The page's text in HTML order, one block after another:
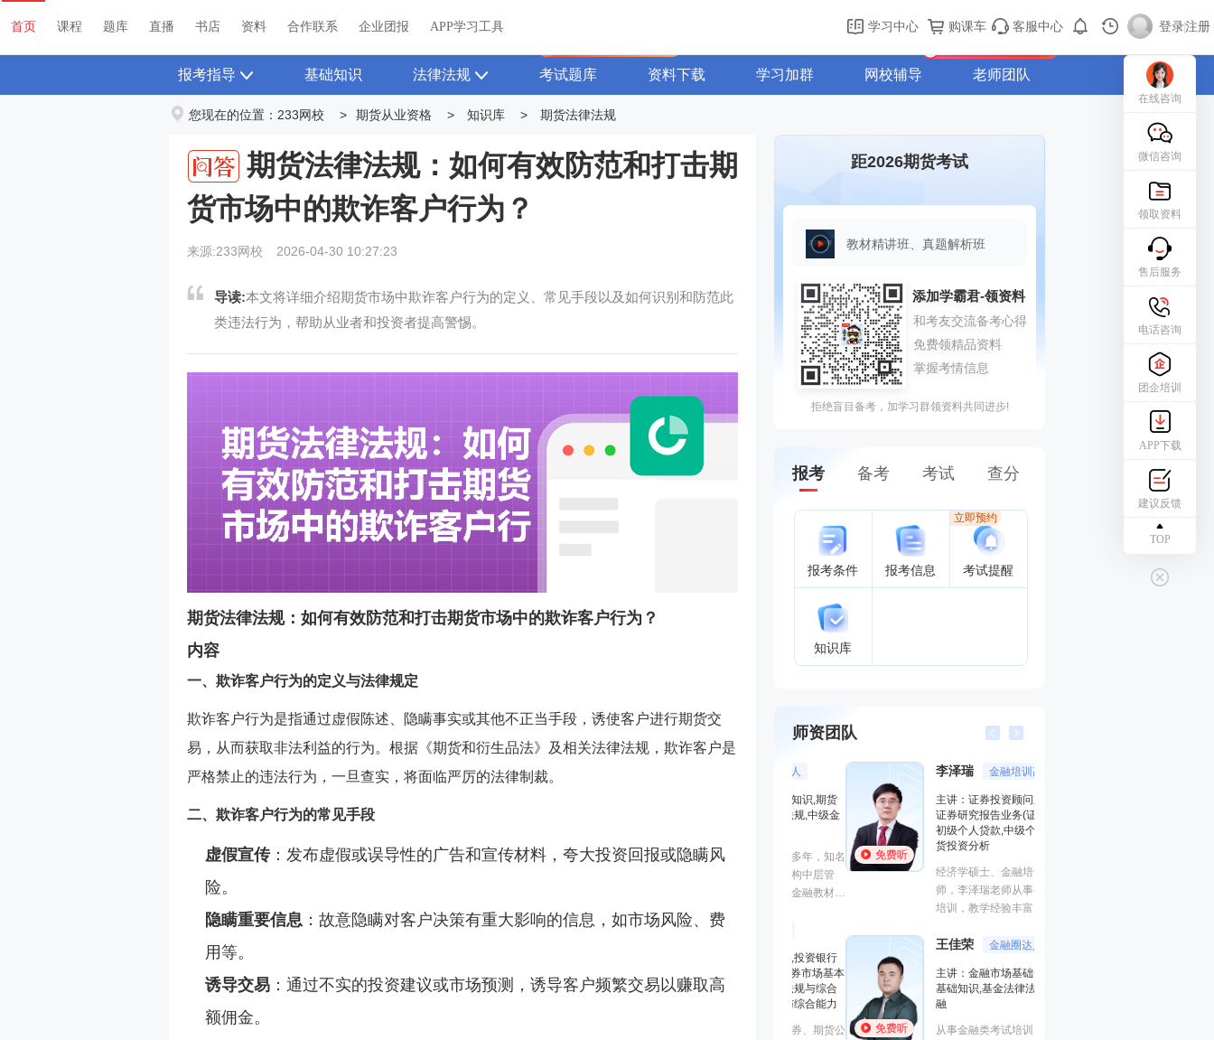
首页 课程 题库 直播 书店 资料 合作联系 企业团报 APP学习工具 学习中心 购课车 客服中心 登录|注册
首页 课程 题库 直播 书店 资料 关于我们 帮助中心 购课车 登录/注册
报考指导 基础知识 法律法规 考试题库 资料下载 学习加群 网校辅导 老师团队
您现在的位置： 233网校 > 期货从业资格 > 知识库 > 期货法律法规
期货法律法规：如何有效防范和打击期
货市场中的欺诈客户行为？
来源:233网校 2026-04-30 10:27:23
导读:本文将详细介绍期货市场中欺诈客户行为的定义、常见手段以及如何识别和防范此
类违法行为，帮助从业者和投资者提高警惕。
期货法律法规：如何有效防范和打击期货市场中的欺诈客户行为？
内容
一、欺诈客户行为的定义与法律规定
欺诈客户行为是指通过虚假陈述、隐瞒事实或其他不正当手段，诱使客户进行期货交
易，从而获取非法利益的行为。根据《期货和衍生品法》及相关法律法规，欺诈客户是
严格禁止的违法行为，一旦查实，将面临严厉的法律制裁。
二、欺诈客户行为的常见手段
虚假宣传：发布虚假或误导性的广告和宣传材料，夸大投资回报或隐瞒风
险。
隐瞒重要信息 ：故意隐瞒对客户决策有重大影响的信息，如市场风险、费
用等。
诱导交易 ：通过不实的投资建议或市场预测，诱导客户频繁交易以赚取高
额佣金。
距2026期货考试
教材精讲班、真题解析班
拒绝盲目备考，加学习群领资料共同进步!
报考 备考 考试 查分
报考条件 报考信息 考试提醒
立即预约
知识库
师资团队
免费听
李泽瑞 金融培训高级讲师
主讲：证券投资顾问业务,发布
证券研究报告业务(证券分析师),
初级个人贷款,中级个人贷款,期
货投资分析
经济学硕士、金融培训高级讲
师，李泽瑞老师从事金融类考证
培训，教学经验丰富，出口
能的很有个人风格的老师，江湖
学员称被讲课耽误的“德云社”编
外弟子。
免费听
王佳荣 金融圈达人
主讲：金融市场基础知识,期货
基础知识,基金法律法规,中级金
融
从事金融类考试培训多年，知名
在线咨询
微信咨询
领取资料
售后服务
电话咨询
团企培训
APP下载
建议反馈
TOP